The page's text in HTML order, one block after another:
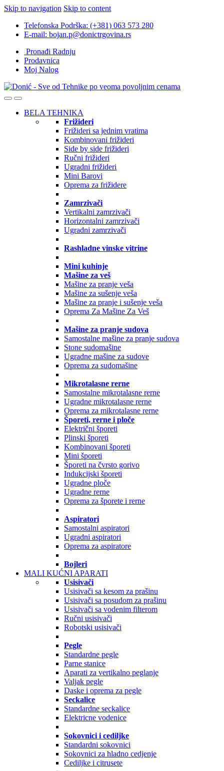
Skip to navigation Skip to content
Telefonska Podrška: (+381) 063 573 280
E-mail: bojan.p@donictrgovina.rs
Pronađi Radnju
Prodavnica
Moj Nalog
BELA TEHNIKA
Frižideri
Frižideri sa jednim vratima
Kombinovani frižideri
Side by side frižideri
Ručni frižideri
Ugradni frižideri
Mini Barovi
Oprema za frižidere
Zamrzivači
Vertikalni zamrzivači
Horizontalni zamrzivači
Ugradni zamrzivači
Rashladne vinske vitrine
Mini kuhinje
Mašine za veš
Mašine za pranje veša
Mašine za sušenje veša
Mašine za pranje i sušenje veša
Oprema Za Mašine Za Veš
Mašine za pranje sudova
Samostalne mašine za pranje sudova
Stone sudomašine
Ugradne mašine za sudove
Oprema za sudomašine
Mikrotalasne rerne
Samostalne mikrotalasne rerne
Ugradne mikrotalasne rerne
Oprema za mikrotalasne rerne
Šporeti, rerne i ploče
Električni šporeti
Plinski šporeti
Kombinovani šporeti
Mini šporeti
Šporeti na čvrsto gorivo
Indukcijski šporeti
Ugradne ploče
Ugradne rerne
Oprema za šporete i rerne
Aspiratori
Samostalni aspiratori
Ugradni aspiratori
Oprema za aspiratore
Bojleri
MALI KUĆNI APARATI
Usisivači
Usisivači sa kesom za prašinu
Usisivači sa posudom za prašinu
Usisivači sa vodenim filterom
Ručni usisivači
Robotski usisivači
Pegle
Standardne pegle
Parne stanice
Aparati za vertikalno peglanje
Valjak pegle
Daske i oprema za pegle
Seckalice
Standardne seckalice
Elektricne vodenice
Sokovnici i cediljke
Standardni sokovnici
Sokovnici za hladno cedjenje
Cediljke i citrusete